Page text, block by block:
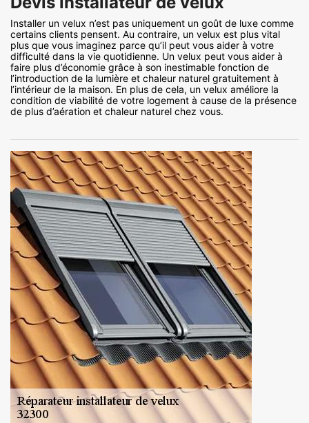
Installer un velux n’est pas uniquement un goût de luxe comme
certains clients pensent. Au contraire, un velux est plus vital
plus que vous imaginez parce qu’il peut vous aider à votre
difficulté dans la vie quotidienne. Un velux peut vous aider à
faire plus d’économie grâce à son inestimable fonction de
l’introduction de la lumière et chaleur naturel gratuitement à
l’intérieur de la maison. En plus de cela, un velux améliore la
condition de viabilité de votre logement à cause de la présence
de plus d’aération et chaleur naturel chez vous.